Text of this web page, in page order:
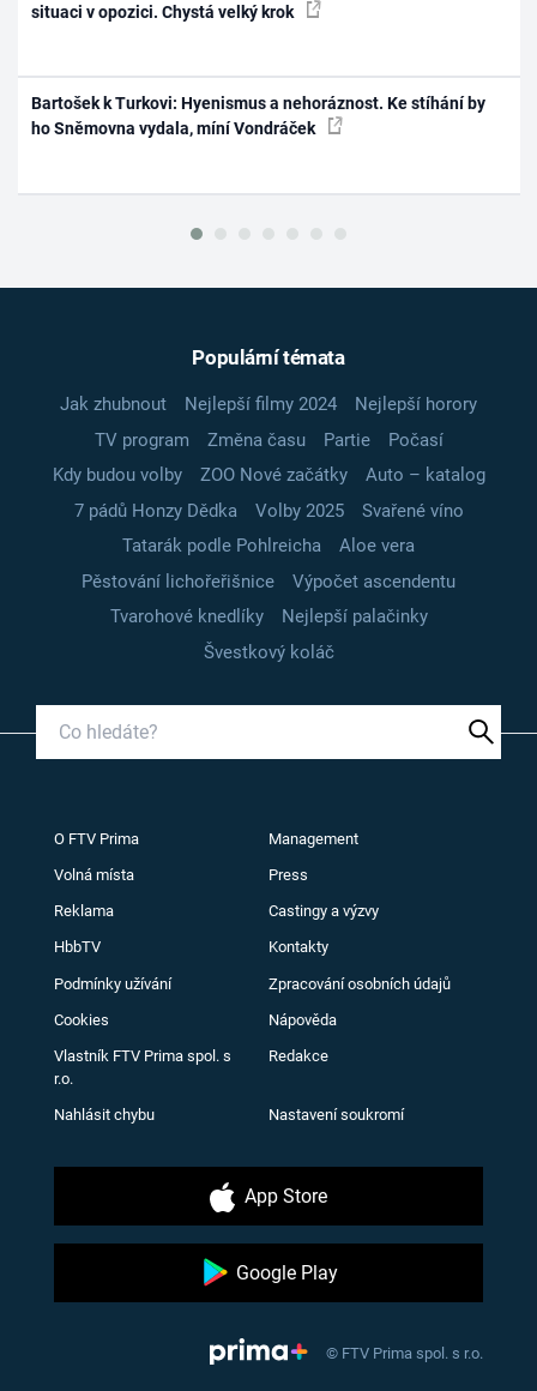
situaci v opozici. Chystá velký krok
Bartošek k Turkovi: Hyenismus a nehoráznost. Ke stíhání by
ho Sněmovna vydala, míní Vondráček
Populární témata
Jak zhubnout Nejlepší filmy 2024
Nejlepší horory
TV program
Změna času Partie
Počasí
Kdy budou volby
ZOO Nové začátky
Auto – katalog
7 pádů Honzy Dědka
Volby 2025
Svařené víno
Tatarák podle Pohlreicha
Aloe vera
Pěstování lichořeřišnice
Výpočet ascendentu
Tvarohové knedlíky
Nejlepší palačinky
Švestkový koláč
O FTV Prima Management
Volná místa Press
Reklama Castingy a výzvy
HbbTV Kontakty
Podmínky užívání Zpracování osobních údajů
Cookies Nápověda
Vlastník FTV Prima spol. s
r.o.
Redakce
Nahlásit chybu Nastavení soukromí
App Store
Google Play
© FTV Prima spol. s r.o.